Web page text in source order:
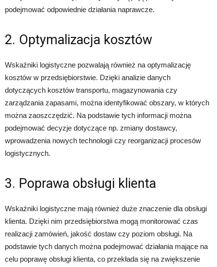
podejmować odpowiednie działania naprawcze.
2. Optymalizacja kosztów
Wskaźniki logistyczne pozwalają również na optymalizację
kosztów w przedsiębiorstwie. Dzięki analizie danych
dotyczących kosztów transportu, magazynowania czy
zarządzania zapasami, można identyfikować obszary, w których
można zaoszczędzić. Na podstawie tych informacji można
podejmować decyzje dotyczące np. zmiany dostawcy,
wprowadzenia nowych technologii czy reorganizacji procesów
logistycznych.
3. Poprawa obsługi klienta
Wskaźniki logistyczne mają również duże znaczenie dla obsługi
klienta. Dzięki nim przedsiębiorstwa mogą monitorować czas
realizacji zamówień, jakość dostaw czy poziom obsługi. Na
podstawie tych danych można podejmować działania mające na
celu poprawę obsługi klienta, co przekłada się na zwiększenie